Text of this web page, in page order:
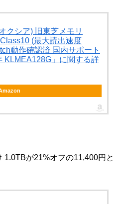
クシア) 旧東芝メモリ
(最大読出速度
動作確認済 国内サポート
KLMEA128G」に関する詳
1.0TBが21%オフの11,400円と